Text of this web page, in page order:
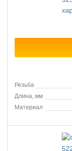
Резьба
Длина, мм
Материал